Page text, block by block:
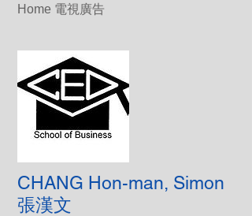
Home 電視廣告
CHANG Hon-man, Simon
張漢文